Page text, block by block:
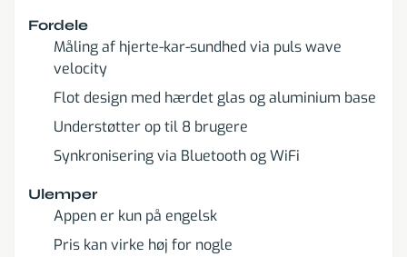
Fordele
Måling af hjerte-kar-sundhed via puls wave
velocity
Flot design med hærdet glas og aluminium base
Understøtter op til 8 brugere
Synkronisering via Bluetooth og WiFi
Ulemper
Appen er kun på engelsk
Pris kan virke høj for nogle